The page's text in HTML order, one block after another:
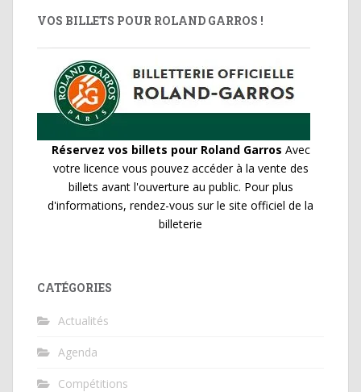
VOS BILLETS POUR ROLAND GARROS !
Réservez vos billets pour Roland Garros Avec
votre licence vous pouvez accéder à la vente des
billets avant l'ouverture au public. Pour plus
d'informations, rendez-vous sur le site officiel de la
billeterie
CATÉGORIES
Actualités
Agenda
Compétitions